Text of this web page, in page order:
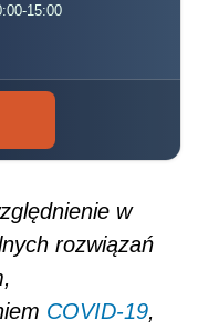
15:00
w
rozwiązań
COVID-19,